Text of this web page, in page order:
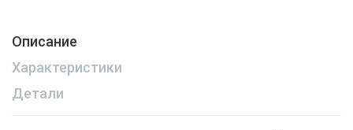
Описание
Характеристики
Детали